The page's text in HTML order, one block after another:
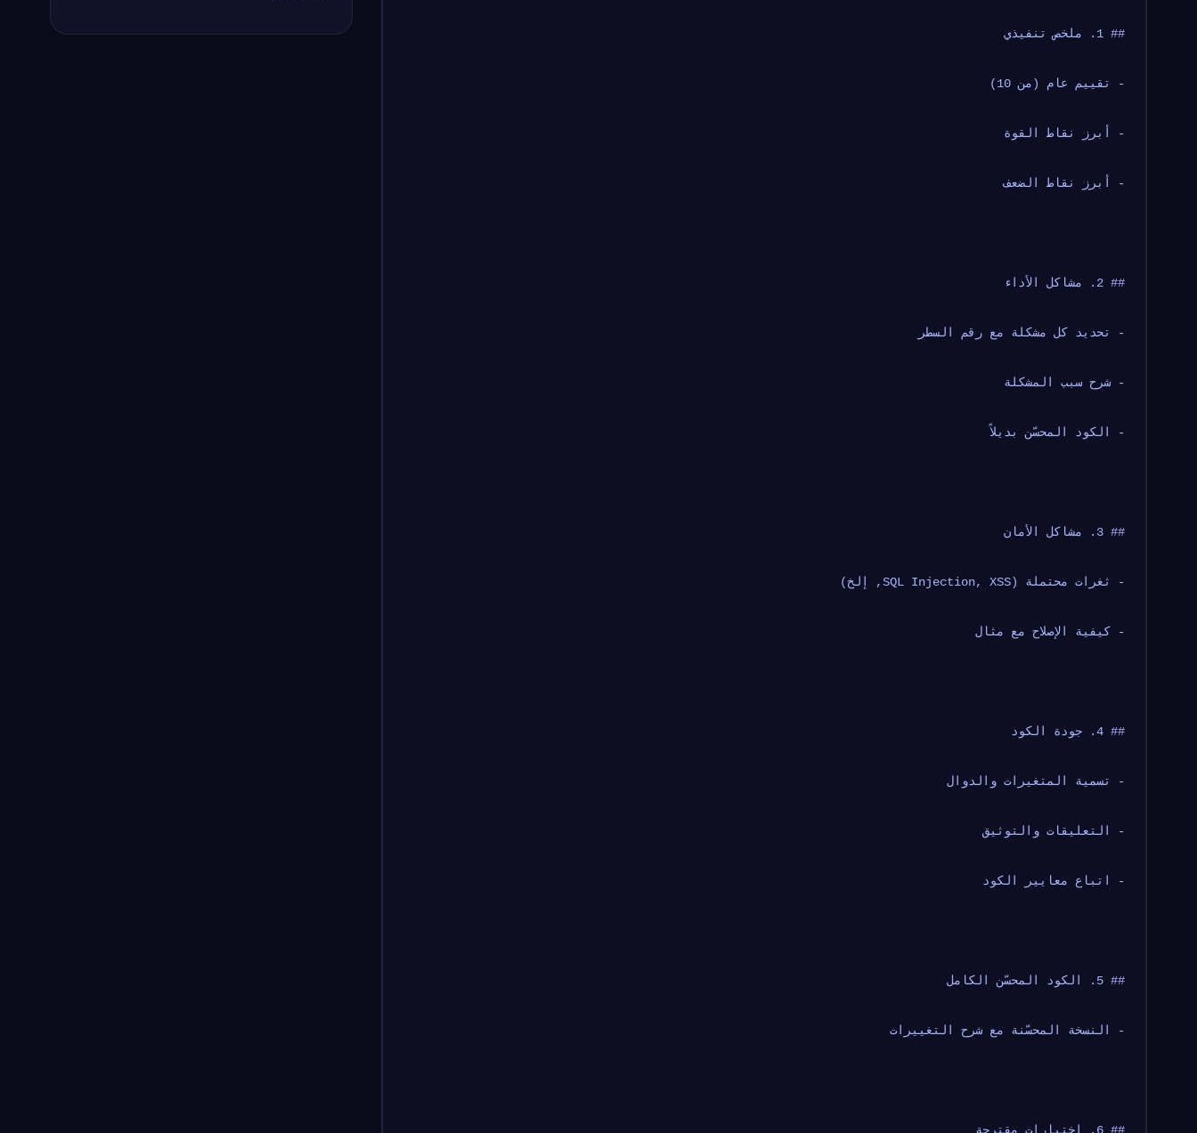
## 1. ملخص تنفيذي
- تقييم عام (من 10)
- أبرز نقاط القوة
- أبرز نقاط الضعف
## 2. مشاكل الأداء
- تحديد كل مشكلة مع رقم السطر
- شرح سبب المشكلة
- الكود المحسّن بديلاً
## 3. مشاكل الأمان
- ثغرات محتملة (SQL Injection, XSS, إلخ)
- كيفية الإصلاح مع مثال
## 4. جودة الكود
- تسمية المتغيرات والدوال
- التعليقات والتوثيق
- اتباع معايير الكود
## 5. الكود المحسّن الكامل
- النسخة المحسّنة مع شرح التغييرات
## 6. اختبارات مقترحة